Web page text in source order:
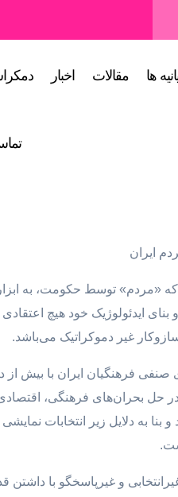
ها مقالات اخبار
ایران
که «مردم» توسط حکومت، به
ایدئولوژیک خود هیچ
غیر دموکراتیک می‌باشد.
فرهنگیان ایران با بیش
حل بحران‌های فرهنگی،
به دلایل زیر انتخابات